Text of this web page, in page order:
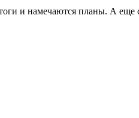
и намечаются планы. А еще